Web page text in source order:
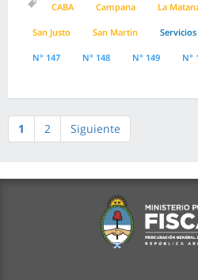
CABA Campana La
San Justo San Martin
N° 147 N° 148 N° 149 N°
1 2 Siguiente